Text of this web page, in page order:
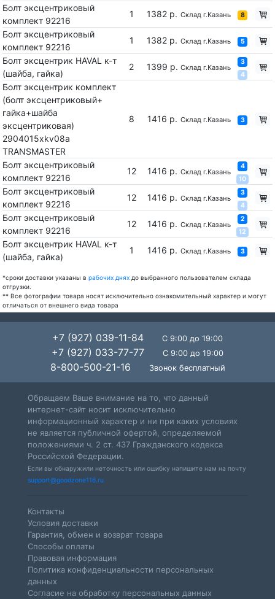
Болт эксцентриковый
комплект 92216
1 1382 р. Склад г.Казань 8
Болт эксцентриковый
комплект 92216
1 1382 р. Склад г.Казань 5
Болт эксцентрик HAVAL к-т
(шайба, гайка)
2 1399 р. Склад г.Казань
3
4
Болт эксцентрик комплект
(болт эксцентриковый+
гайка+шайба
эксцентриковая)
2904015xkv08a
TRANSMASTER
8 1416 р. Склад г.Казань 3
Болт эксцентриковый
комплект 92216
12 1416 р. Склад г.Казань
4
10
Болт эксцентриковый
комплект 92216
12 1416 р. Склад г.Казань
3
4
Болт эксцентриковый
комплект 92216
12 1416 р. Склад г.Казань
2
12
Болт эксцентрик HAVAL к-т
(шайба, гайка)
1 1416 р. Склад г.Казань 3
*сроки доставки указаны в рабочих днях до выбранного пользователем склада
отгрузки.
** Все фотографии товара носят исключительно ознакомительный характер и могут
отличаться от внешнего вида товара
+7 (927) 039-11-84 С 9:00 до 19:00
+7 (927) 033-77-77 С 9:00 до 19:00
8-800-500-21-16 Звонок бесплатный
Обращаем Ваше внимание на то, что данный
интернет-сайт носит исключительно
информационный характер и ни при каких условиях
не является публичной офертой, определяемой
положениями ч. 2 ст. 437 Гражданского кодекса
Российской Федерации.
Если вы обнаружили неточность или ошибку напишите нам на почту
support@goodzone116.ru
Контакты
Условия доставки
Гарантия, обмен и возврат товара
Способы оплаты
Правовая информация
Политика конфиденциальности персональных
данных
Согласие на обработку персональных данных